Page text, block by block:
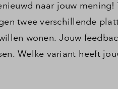
naar jouw
twee verschillende
wonen. Jouw
Welke variant heeft